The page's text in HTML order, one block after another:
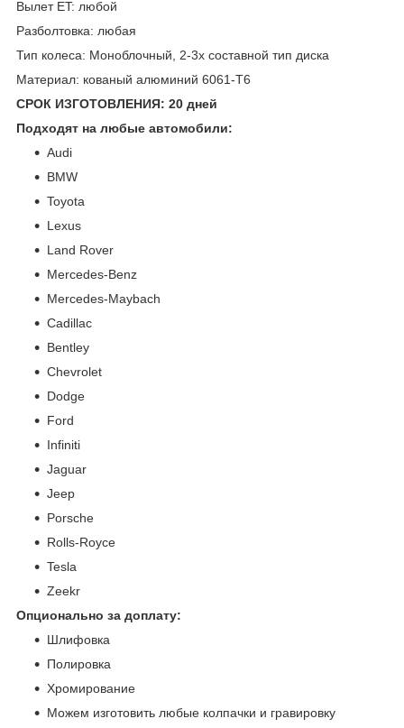
Вылет ET: любой
Разболтовка: любая
Тип колеса: Моноблочный, 2-3х составной тип диска
Материал: кованый алюминий 6061-T6
СРОК ИЗГОТОВЛЕНИЯ: 20 дней
Подходят на любые автомобили:
Audi
BMW
Toyota
Lexus
Land Rover
Mercedes-Benz
Mercedes-Maybach
Cadillac
Bentley
Chevrolet
Dodge
Ford
Infiniti
Jaguar
Jeep
Porsche
Rolls-Royce
Tesla
Zeekr
Опционально за доплату:
Шлифовка
Полировка
Хромирование
Можем изготовить любые колпачки и гравировку